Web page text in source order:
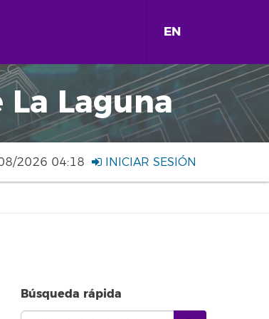
EN
Laguna
2026 04:18 INICIAR SESIÓN
Búsqueda rápida